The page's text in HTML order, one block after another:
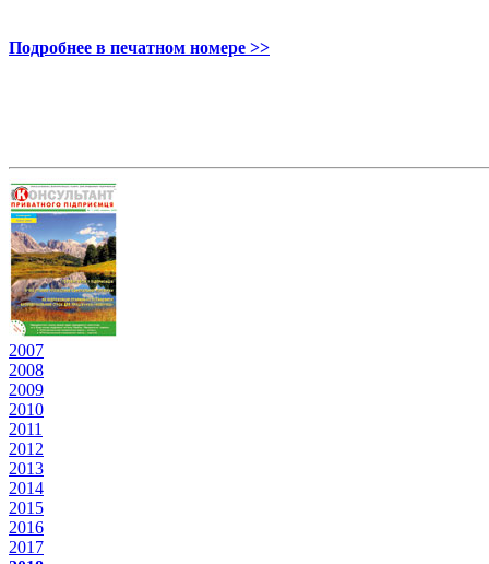
Подробнее в печатном номере >>
2007
2008
2009
2010
2011
2012
2013
2014
2015
2016
2017